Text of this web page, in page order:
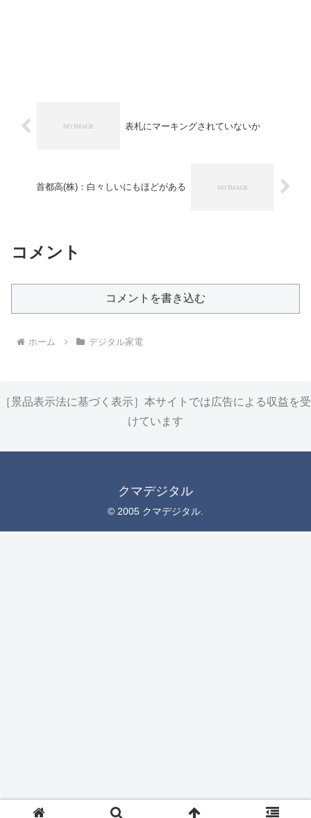
表札にマーキングされていないか
首都高(株)：白々しいにもほどがある
コメント
コメントを書き込む
ホーム デジタル家電
［景品表示法に基づく表示］本サイトでは広告による収益を受
けています
クマデジタル
© 2005 クマデジタル.